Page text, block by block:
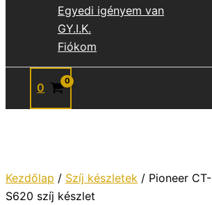
Egyedi igényem van
GY.I.K.
Fiókom
0
Kezdőlap / Szíj készletek / Pioneer CT-
S620 szíj készlet